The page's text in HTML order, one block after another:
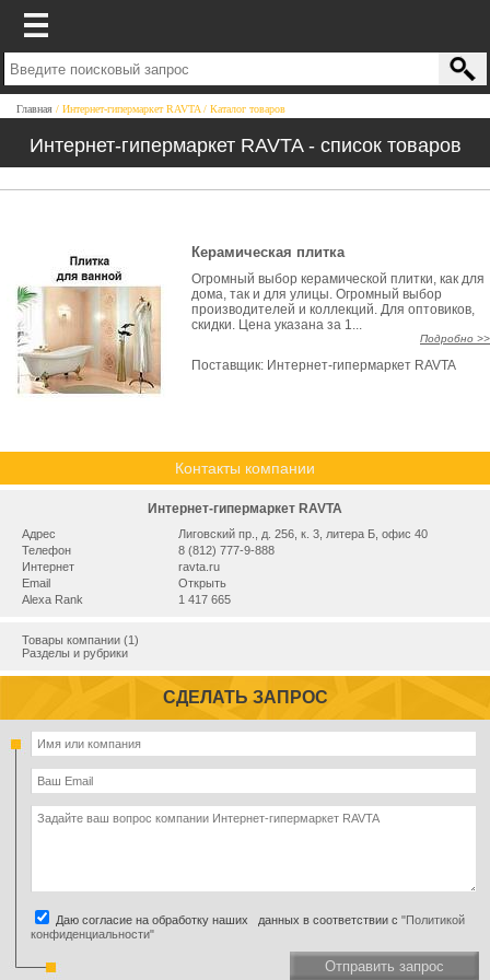
Главная Интернет-гипермаркет RAVTA Каталог товаров
Интернет-гипермаркет RAVTA - список товаров
Керамическая плитка
Огромный выбор керамической плитки, как для
дома, так и для улицы. Огромный выбор
производителей и коллекций. Для оптовиков,
скидки. Цена указана за 1...
Подробно >>
Поставщик: Интернет-гипермаркет RAVTA
Контакты компании
Интернет-гипермаркет RAVTA
Адрес
Лиговский пр., д. 256, к. 3, литера Б, офис 40
Телефон
8 (812) 777-9-888
Интернет
ravta.ru
Email
Открыть
Alexa Rank
1 417 665
Товары компании (1)
Разделы и рубрики
СДЕЛАТЬ ЗАПРОС
Даю согласие на обработку наших данных в соответствии с "Политикой
конфиденциальности"
Отправить запрос